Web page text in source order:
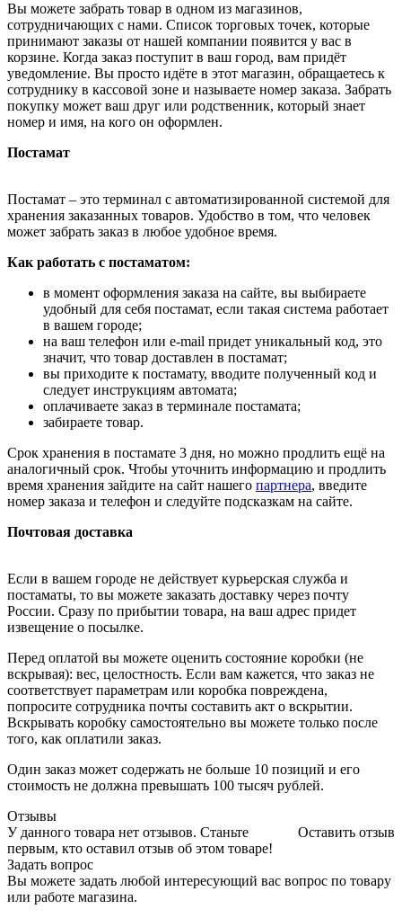
Вы можете забрать товар в одном из магазинов,
сотрудничающих с нами. Список торговых точек, которые
принимают заказы от нашей компании появится у вас в
корзине. Когда заказ поступит в ваш город, вам придёт
уведомление. Вы просто идёте в этот магазин, обращаетесь к
сотруднику в кассовой зоне и называете номер заказа. Забрать
покупку может ваш друг или родственник, который знает
номер и имя, на кого он оформлен.
Постамат
Постамат – это терминал с автоматизированной системой для
хранения заказанных товаров. Удобство в том, что человек
может забрать заказ в любое удобное время.
Как работать с постаматом:
в момент оформления заказа на сайте, вы выбираете
удобный для себя постамат, если такая система работает
в вашем городе;
на ваш телефон или e-mail придет уникальный код, это
значит, что товар доставлен в постамат;
вы приходите к постамату, вводите полученный код и
следует инструкциям автомата;
оплачиваете заказ в терминале постамата;
забираете товар.
Срок хранения в постамате 3 дня, но можно продлить ещё на
аналогичный срок. Чтобы уточнить информацию и продлить
время хранения зайдите на сайт нашего партнера, введите
номер заказа и телефон и следуйте подсказкам на сайте.
Почтовая доставка
Если в вашем городе не действует курьерская служба и
постаматы, то вы можете заказать доставку через почту
России. Сразу по прибытии товара, на ваш адрес придет
извещение о посылке.
Перед оплатой вы можете оценить состояние коробки (не
вскрывая): вес, целостность. Если вам кажется, что заказ не
соответствует параметрам или коробка повреждена,
попросите сотрудника почты составить акт о вскрытии.
Вскрывать коробку самостоятельно вы можете только после
того, как оплатили заказ.
Один заказ может содержать не больше 10 позиций и его
стоимость не должна превышать 100 тысяч рублей.
Отзывы
Оставить отзыв
У данного товара нет отзывов. Станьте
первым, кто оставил отзыв об этом товаре!
Задать вопрос
Вы можете задать любой интересующий вас вопрос по товару
или работе магазина.